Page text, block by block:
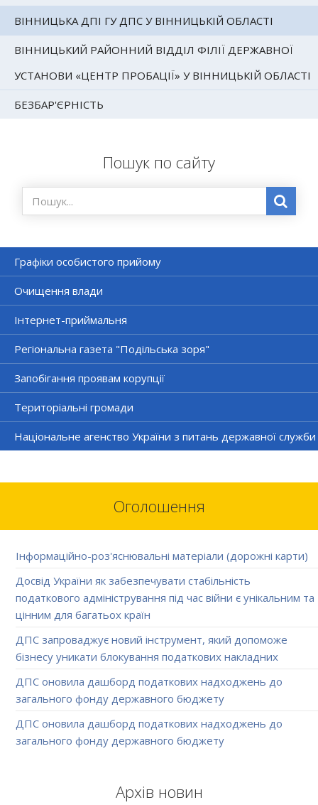
ВІННИЦЬКА ДПІ ГУ ДПС У ВІННИЦЬКІЙ ОБЛАСТІ
ВІННИЦЬКИЙ РАЙОННИЙ ВІДДІЛ ФІЛІЇ ДЕРЖАВНОЇ
УСТАНОВИ «ЦЕНТР ПРОБАЦІЇ» У ВІННИЦЬКІЙ ОБЛАСТІ
БЕЗБАР'ЄРНІСТЬ
Пошук по сайту
Графіки особистого прийому
Очищення влади
Інтернет-приймальня
Регіональна газета "Подільська зоря"
Запобігання проявам корупції
Територіальні громади
Національне агенство України з питань державної служби
Оголошення
Інформаційно-роз'яснювальні матеріали (дорожні карти)
Досвід України як забезпечувати стабільність
податкового адміністрування під час війни є унікальним та
цінним для багатьох країн
ДПС запроваджує новий інструмент, який допоможе
бізнесу уникати блокування податкових накладних
ДПС оновила дашборд податкових надходжень до
загального фонду державного бюджету
ДПС оновила дашборд податкових надходжень до
загального фонду державного бюджету
Архів новин